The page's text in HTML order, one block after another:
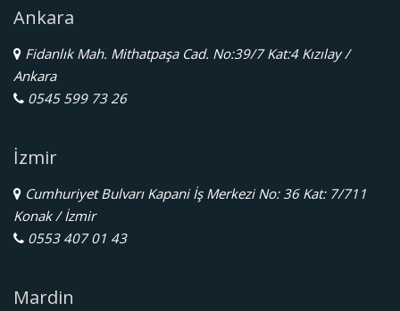
Ankara
Fidanlık Mah. Mithatpaşa Cad. No:39/7 Kat:4 Kızılay /
Ankara
0545 599 73 26
İzmir
Cumhuriyet Bulvarı Kapani İş Merkezi No: 36 Kat: 7/711
Konak / İzmir
0553 407 01 43
Mardin